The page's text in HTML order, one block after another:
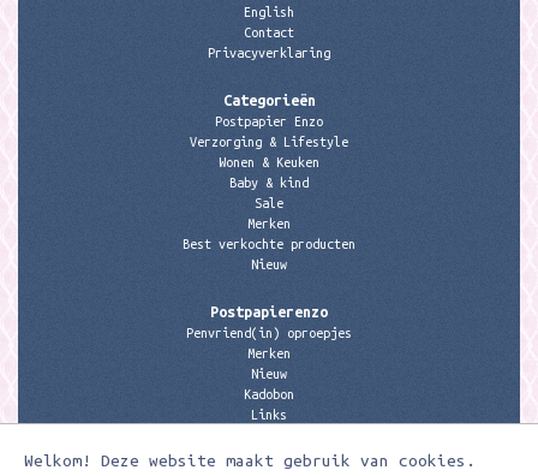
Welkom! Deze website maakt gebruik van cookies.
English
Contact
Privacyverklaring
Categorieën
Postpapier Enzo
Verzorging & Lifestyle
Wonen & Keuken
Baby & kind
Sale
Merken
Best verkochte producten
Nieuw
Postpapierenzo
Penvriend(in) oproepjes
Merken
Nieuw
Kadobon
Links
Contactgegevens